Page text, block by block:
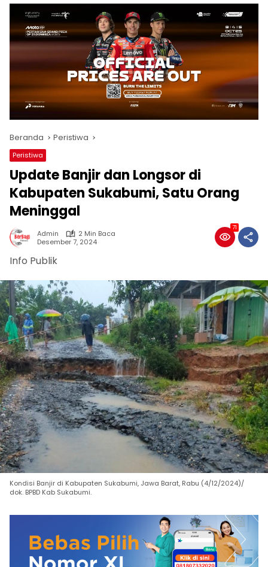
Beranda Peristiwa
Peristiwa
Update Banjir dan Longsor di
Kabupaten Sukabumi, Satu Orang
Meninggal
Admin
2 Min Baca
Desember 7, 2024
71
Info Publik
Kondisi Banjir di Kabupaten Sukabumi, Jawa Barat, Rabu (4/12/2024)/
dok. BPBD Kab Sukabumi.